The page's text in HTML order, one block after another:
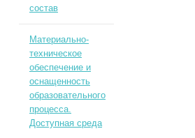
состав
Материально-
техническое
обеспечение и
оснащенность
образовательного
процесса.
Доступная среда